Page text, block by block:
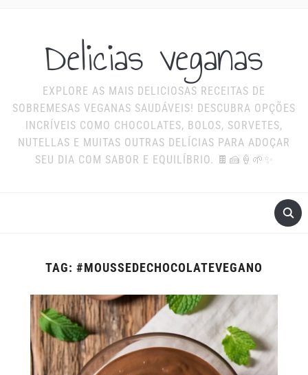
Delicias veganas
EXPLORE AS MAIS DELICIOSAS RECEITAS DE
SOBREMESAS VEGANAS SAUDÁVEIS! DESCUBRA OPÇÕES
INCRÍVEIS COMO CHOCOLATES, BOLOS, SORVETES,
NUTELLAS E MUITAS OUTRAS DELÍCIAS PARA ADOÇAR
SEU DIA COM SABOR E EQUILÍBRIO. 🍫🍰🍦🌱✨
TAG: #MOUSSEDECHOCOLATEVEGANO